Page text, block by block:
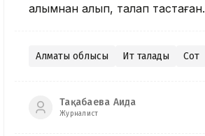
алқымнан алып, талап тастаған.
Алматы облысы Ит талады Сот
Тақабаева Аида
Журналист